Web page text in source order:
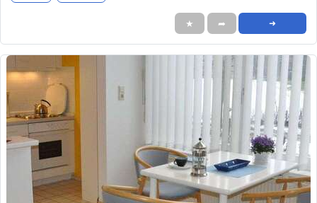
★ ➦ ➜